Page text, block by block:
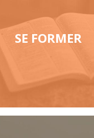
SE FORMER